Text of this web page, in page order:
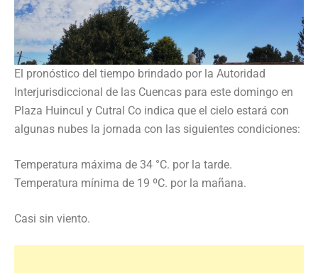
El pronóstico del tiempo brindado por la Autoridad
Interjurisdiccional de las Cuencas para este domingo en
Plaza Huincul y Cutral Co indica que el cielo estará con
algunas nubes la jornada con las siguientes condiciones:
Temperatura máxima de 34 °C. por la tarde.
Temperatura mínima de 19 ºC. por la mañana.
Casi sin viento.